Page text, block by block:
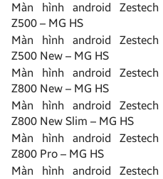
Màn hình android Zestech
Z500 – MG HS
Màn hình android Zestech
Z500 New – MG HS
Màn hình android Zestech
Z800 New – MG HS
Màn hình android Zestech
Z800 New Slim – MG HS
Màn hình android Zestech
Z800 Pro – MG HS
Màn hình android Zestech